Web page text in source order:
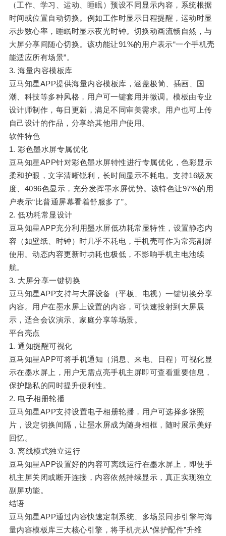
（工作、学习、运动、睡眠）预设不同显示内容，系统根据
时间或位置自动切换。例如工作时显示日程提醒，运动时显
示步数心率，睡眠时显示夜光时钟。切换动画流畅自然，与
大屏分享间随心切换。该功能让91%的用户表示“一个手机壳
能适应所有场景”。
3. 海量内容模板库
豆马知星APP提供海量内容模板库，涵盖极简、插画、国
潮、科技等多种风格，用户可一键套用并微调。模板由专业
设计师制作，每日更新，满足不同审美需求。用户也可上传
自己设计的作品，分享给其他用户使用。
软件特色
1. 彩色墨水屏专属优化
豆马知星APP针对彩色墨水屏特性进行专属优化，色彩显示
柔和护眼，文字清晰锐利，长时间显示不耗电。支持16级灰
度、4096色显示，充分发挥墨水屏优势。该特色让97%的用
户表示“比普通屏幕看着舒服多了”。
2. 低功耗常显设计
豆马知星APP充分利用墨水屏低功耗常显特性，设置静态内
容（如壁纸、时钟）时几乎不耗电，手机壳可作为常亮副屏
使用。动态内容更新时功耗也极低，不影响手机主电池续
航。
3. 大屏分享一键切换
豆马知星APP支持与大屏设备（平板、电视）一键切换分享
内容。用户在墨水屏上设置的内容，可快速投射到大屏展
示，适合会议演示、家庭分享等场景。
平台亮点
1. 通知提醒可视化
豆马知星APP可将手机通知（消息、来电、日程）可视化显
示在墨水屏上，用户无需点亮手机主屏即可查看重要信息，
保护隐私的同时提升便利性。
2. 电子相册轮播
豆马知星APP支持设置电子相册轮播，用户可选择多张照
片，设定切换间隔，让墨水屏成为随身相框，随时展示美好
回忆。
3. 离线模式独立运行
豆马知星APP设置好的内容可离线运行在墨水屏上，即使手
机主屏关闭或断开连接，内容依然持续显示，真正实现独立
副屏功能。
结语
豆马知星APP通过内容快速定制系统、多场景同步引擎与海
量内容模板库三大核心引擎，将手机壳从“保护配件”升维